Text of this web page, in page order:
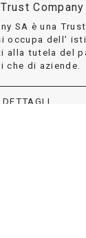
Company
SA è una
occupa dell’
alla tutela del
che di aziende.
DETTAGLI